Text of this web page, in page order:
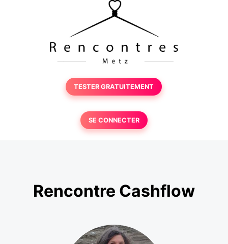
TESTER GRATUITEMENT
SE CONNECTER
Rencontre Cashflow